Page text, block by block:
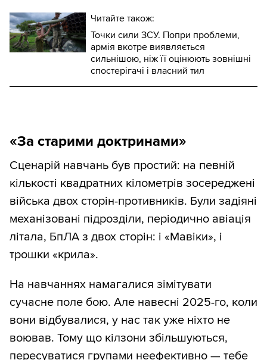
Читайте також:
Точки сили ЗСУ. Попри проблеми,
армія вкотре виявляється
сильнішою, ніж її оцінюють зовнішні
спостерігачі і власний тил
«За старими доктринами»
Сценарій навчань був простий: на певній
кількості квадратних кілометрів зосереджені
війська двох сторін-противників. Були задіяні
механізовані підрозділи, періодично авіація
літала, БпЛА з двох сторін: і «Мавіки», і
трошки «крила».
На навчаннях намагалися зімітувати
сучасне поле бою. Але навесні 2025-го, коли
вони відбувалися, у нас так уже ніхто не
воював. Тому що кілзони збільшуються,
пересуватися групами неефективно — тебе